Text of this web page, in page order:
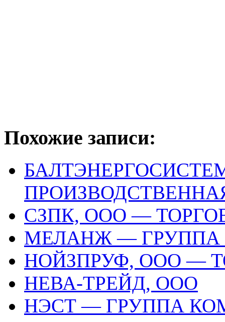
Похожие записи:
СЗПК, ООО —
МЕЛАНЖ —
НОЙЗПРУФ, ООО —
НЕВА-ТРЕЙД, ООО
НЭСТ — ГРУППА